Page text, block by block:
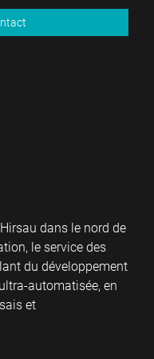
dans le nord de
le service des
du développement
automatisée, en
et